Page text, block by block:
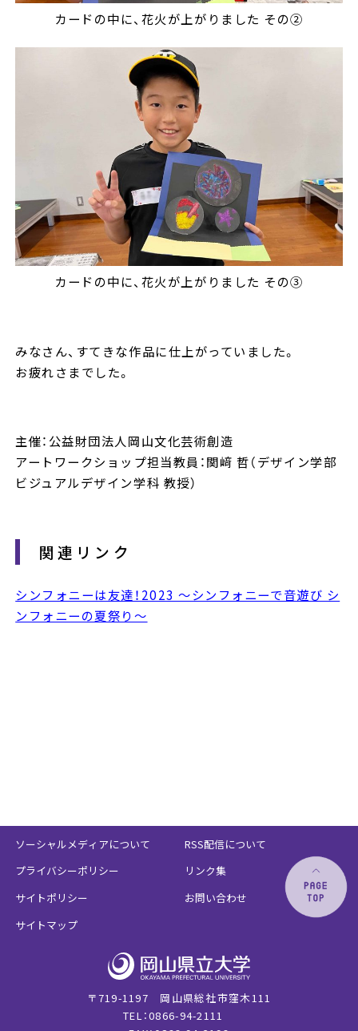
カードの中に、花火が上がりました その➁
カードの中に、花火が上がりました その③
みなさん、すてきな作品に仕上がっていました。
お疲れさまでした。
主催：公益財団法人岡山文化芸術創造
アートワークショップ担当教員：関﨑 哲（デザイン学部
ビジュアルデザイン学科 教授）
関連リンク
シンフォニーは友達！2023 ～シンフォニーで音遊び シ
ンフォニーの夏祭り～
ソーシャルメディアについて
プライバシーポリシー
サイトポリシー
サイトマップ
RSS配信について
リンク集
お問い合わせ
〒719-1197 岡山県総社市窪木111
TEL：0866-94-2111